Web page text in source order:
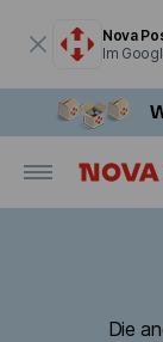
Nova
Im
Die